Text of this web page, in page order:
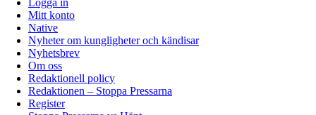
Logga in
Mitt konto
Native
Nyheter om kungligheter och kändisar
Nyhetsbrev
Om oss
Redaktionell policy
Redaktionen – Stoppa Pressarna
Register